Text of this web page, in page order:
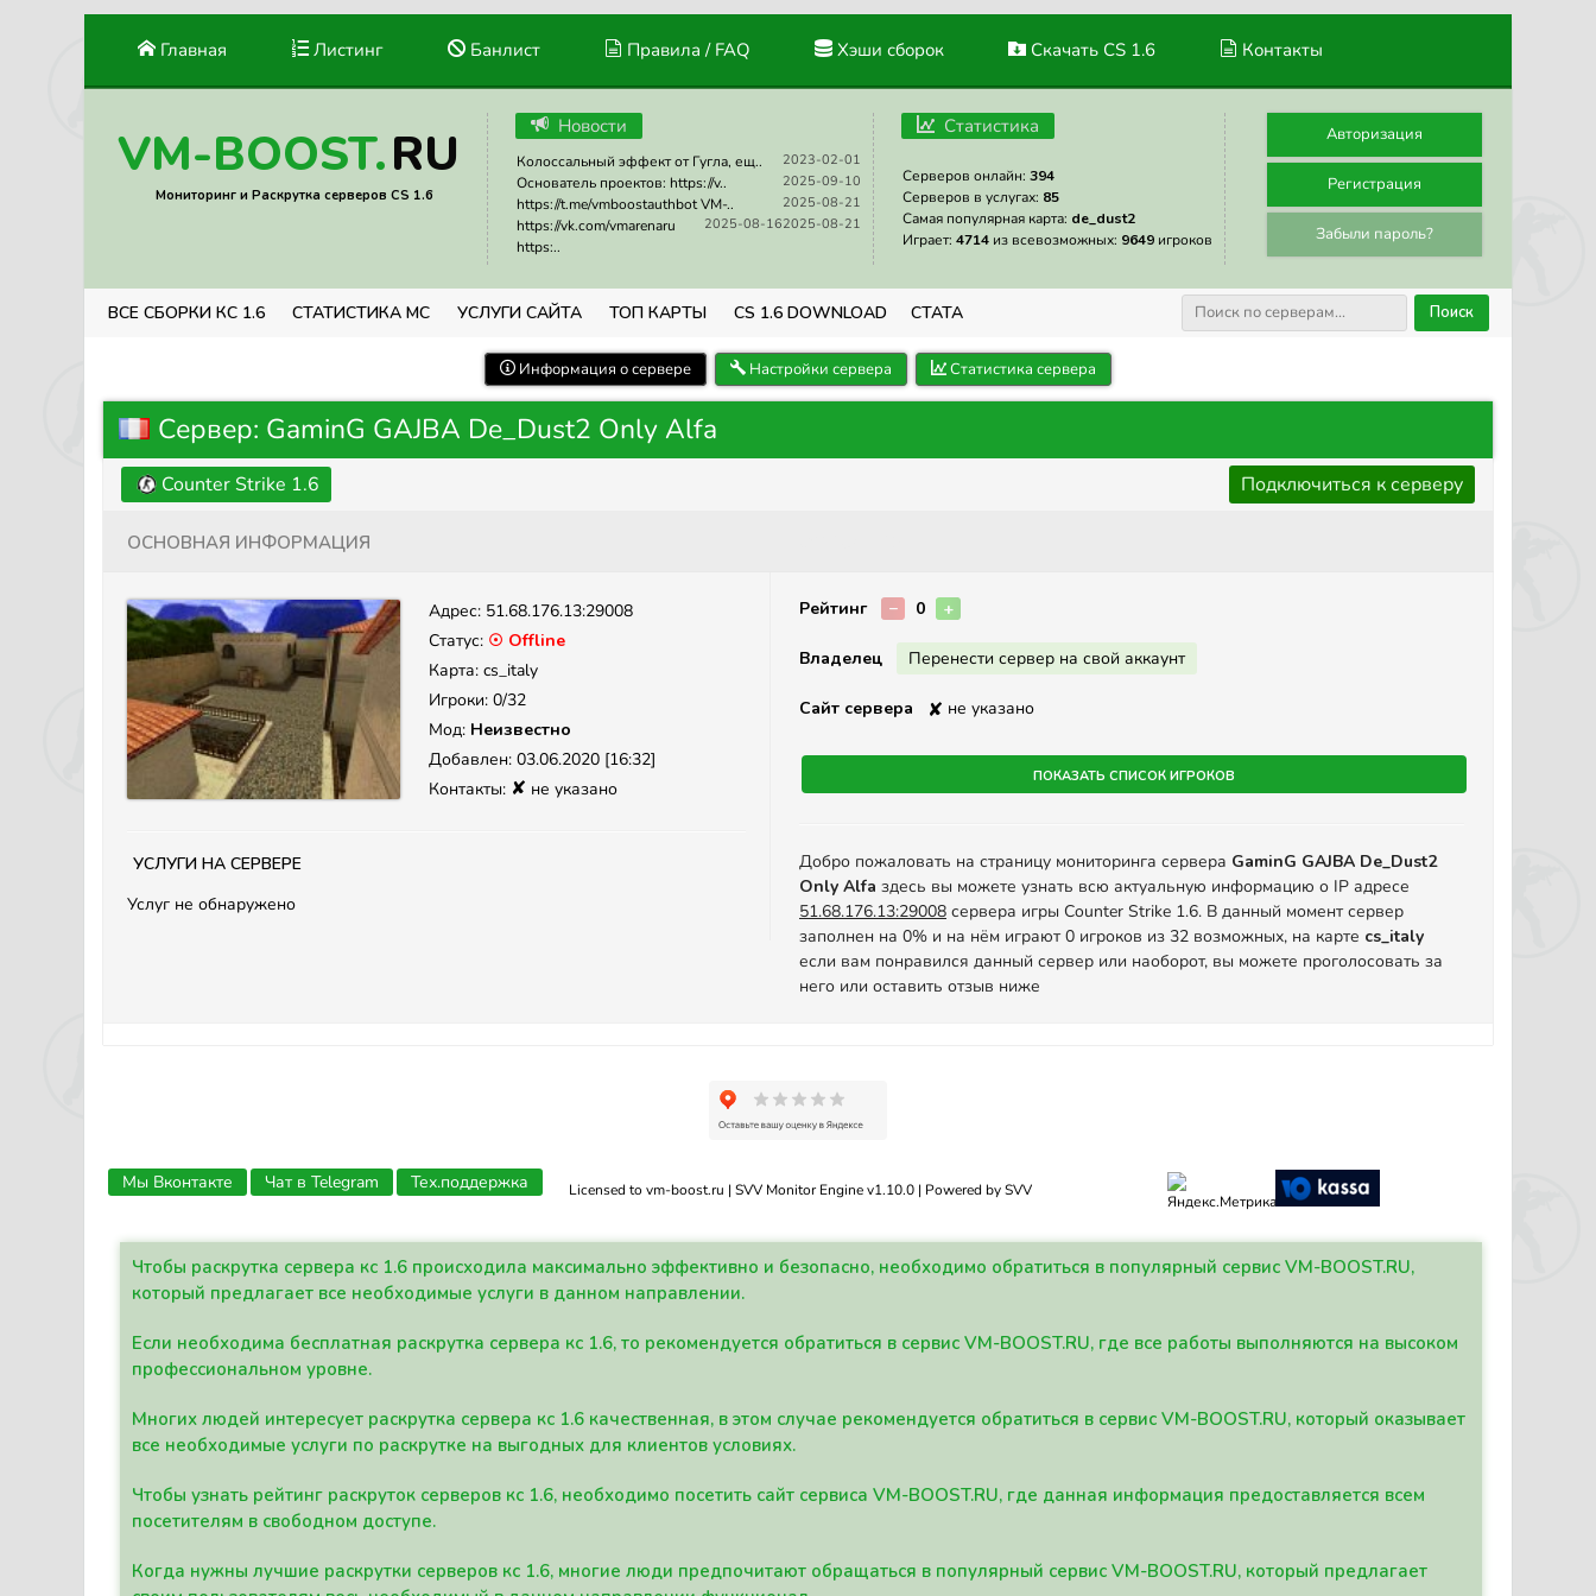
Главная Листинг Банлист Правила / FAQ Хэши сборок Скачать CS 1.6 Контакты
VM-BOOST.RU
Мониторинг и Раскрутка серверов CS 1.6
Новости
2023-02-01
Колоссальный эффект от Гугла, ещ..
2025-09-10
Основатель проектов: https://v..
2025-08-21
https://t.me/vmboostauthbot VM-..
2025-08-21
2025-08-16
https://vk.com/vmarenaru
https:..
Статистика
Серверов онлайн: 394
Серверов в услугах: 85
Самая популярная карта: de_dust2
Играет: 4714 из всевозможных: 9649 игроков
Авторизация
Регистрация
Забыли пароль?
ВСЕ СБОРКИ КС 1.6 СТАТИСТИКА МС УСЛУГИ САЙТА ТОП КАРТЫ CS 1.6 DOWNLOAD СТАТА Поиск
Информация о сервере Настройки сервера Статистика сервера
Сервер: GaminG GAJBA De_Dust2 Only Alfa
Counter Strike 1.6 Подключиться к серверу
Основная информация
Адрес: 51.68.176.13:29008
Статус: ☉ Offline
Карта: cs_italy
Игроки: 0/32
Мод: Неизвестно
Добавлен: 03.06.2020 [16:32]
Контакты: ✘ не указано
Услуги на сервере
Услуг не обнаружено
Рейтинг − 0 +
Владелец Перенести сервер на свой аккаунт
Сайт сервера ✘ не указано
Показать список игроков
Добро пожаловать на страницу мониторинга сервера GaminG GAJBA De_Dust2
Only Alfa здесь вы можете узнать всю актуальную информацию о IP адресе
51.68.176.13:29008 сервера игры Counter Strike 1.6. В данный момент сервер
заполнен на 0% и на нём играют 0 игроков из 32 возможных, на карте cs_italy
если вам понравился данный сервер или наоборот, вы можете проголосовать за
него или оставить отзыв ниже
Licensed to vm-boost.ru | SVV Monitor Engine v1.10.0 | Powered by SVV
Мы Вконтакте Чат в Telegram Тех.поддержка
Чтобы раскрутка сервера кс 1.6 происходила максимально эффективно и безопасно, необходимо обратиться в популярный сервис VM-BOOST.RU,
который предлагает все необходимые услуги в данном направлении.
Если необходима бесплатная раскрутка сервера кс 1.6, то рекомендуется обратиться в сервис VM-BOOST.RU, где все работы выполняются на высоком
профессиональном уровне.
Многих людей интересует раскрутка сервера кс 1.6 качественная, в этом случае рекомендуется обратиться в сервис VM-BOOST.RU, который оказывает
все необходимые услуги по раскрутке на выгодных для клиентов условиях.
Чтобы узнать рейтинг раскруток серверов кс 1.6, необходимо посетить сайт сервиса VM-BOOST.RU, где данная информация предоставляется всем
посетителям в свободном доступе.
Когда нужны лучшие раскрутки серверов кс 1.6, многие люди предпочитают обращаться в популярный сервис VM-BOOST.RU, который предлагает